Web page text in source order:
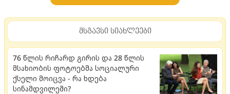
მსგავსი სიახლეები
76 წლის რიჩარდ გირის და 28 წლის
მსახიობის ფოტოებმა სოციალური
ქსელი მოიცვა - რა ხდება
სინამდვილეში?